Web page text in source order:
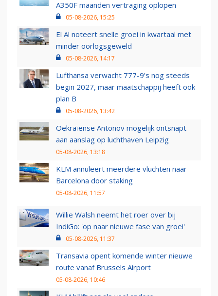
A350F maanden vertraging oplopen
05-08-2026, 15:25
El Al noteert snelle groei in kwartaal met
minder oorlogsgeweld
05-08-2026, 14:17
Lufthansa verwacht 777-9’s nog steeds
begin 2027, maar maatschappij heeft ook
plan B
05-08-2026, 13:42
Oekraïense Antonov mogelijk ontsnapt
aan aanslag op luchthaven Leipzig
05-08-2026, 13:18
KLM annuleert meerdere vluchten naar
Barcelona door staking
05-08-2026, 11:57
Willie Walsh neemt het roer over bij
IndiGo: 'op naar nieuwe fase van groei'
05-08-2026, 11:37
Transavia opent komende winter nieuwe
route vanaf Brussels Airport
05-08-2026, 10:46